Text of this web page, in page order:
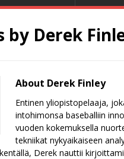
by Derek
About Derek Finley
Entinen yliopistopelaaja,
intohimonsa baseballiin
vuoden kokemuksella
tekniikat nykyaikaiseen
Derek nauttii